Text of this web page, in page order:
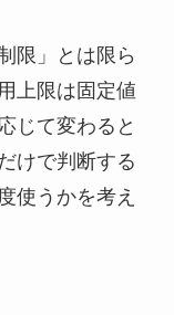
限」とは限ら
上限は固定値
じて変わると
けで判断する
使うかを考え